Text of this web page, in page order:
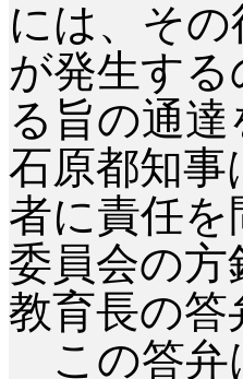
には、そ
が発生す
る旨の通
石原都知
者に責任
委員会の
教育長の答
この答弁